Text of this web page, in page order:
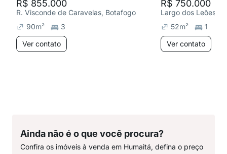
R$ 855.000
R. Visconde de Caravelas, Botafogo
90m²
3
Ver contato
R$ 750.000
Largo dos Leões,
52m²
1
Ver contato
Ainda não é o que você procura?
Confira os imóveis à venda em Humaitá, defina o preço